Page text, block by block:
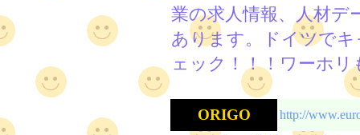
業の求人情報、人材デ
あります。ドイツで
ェック！！！ワーホ
ORIGO http://